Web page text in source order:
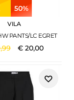
50%
VILA
PANTS/LC EGRET
,99 € 20,00